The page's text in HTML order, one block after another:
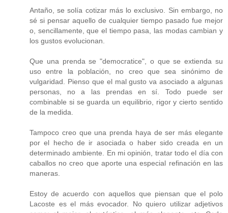
Antaño, se solía cotizar más lo exclusivo. Sin embargo, no
sé si pensar aquello de cualquier tiempo pasado fue mejor
o, sencillamente, que el tiempo pasa, las modas cambian y
los gustos evolucionan.
Que una prenda se "democratice", o que se extienda su
uso entre la población, no creo que sea sinónimo de
vulgaridad. Pienso que el mal gusto va asociado a algunas
personas, no a las prendas en sí. Todo puede ser
combinable si se guarda un equilibrio, rigor y cierto sentido
de la medida.
Tampoco creo que una prenda haya de ser más elegante
por el hecho de ir asociada o haber sido creada en un
determinado ambiente. En mi opinión, tratar todo el día con
caballos no creo que aporte una especial refinación en las
maneras.
Estoy de acuerdo con aquellos que piensan que el polo
Lacoste es el más evocador. No quiero utilizar adjetivos